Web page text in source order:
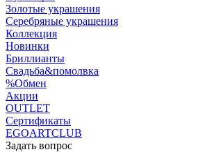
Золотые украшения
Серебряные украшения
Коллекция
Новинки
Бриллианты
Свадьба&помолвка
%Обмен
Акции
OUTLET
Сертификаты
EGOARTCLUB
Задать вопрос